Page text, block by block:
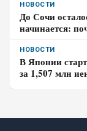
НОВОСТИ
До Сочи
начинается:
НОВОСТИ
В Японии
за 1,507 млн